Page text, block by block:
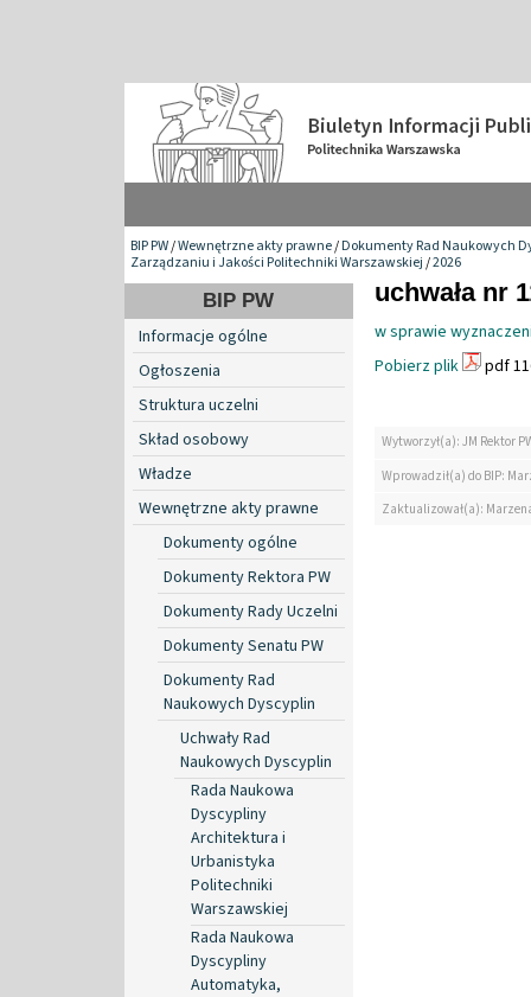
BIP PW/Wewnętrzne akty prawne/Dokumenty Rad Naukowych
Zarządzaniu i Jakości Politechniki Warszawskiej/2026
BIP PW
Informacje ogólne
Ogłoszenia
Struktura uczelni
Skład osobowy
Władze
Wewnętrzne akty prawne
Dokumenty ogólne
Dokumenty Rektora PW
Dokumenty Rady Uczelni
Dokumenty Senatu PW
Dokumenty Rad
Naukowych Dyscyplin
Uchwały Rad
Naukowych Dyscyplin
Rada Naukowa
Dyscypliny
Architektura i
Urbanistyka
Politechniki
Warszawskiej
Rada Naukowa
Dyscypliny
Automatyka,
uchwała nr
w sprawie
Pobierz plik
pdf
Wytworzył(a): JM Rektor
Wprowadził(a) do BIP:
Zaktualizował(a):